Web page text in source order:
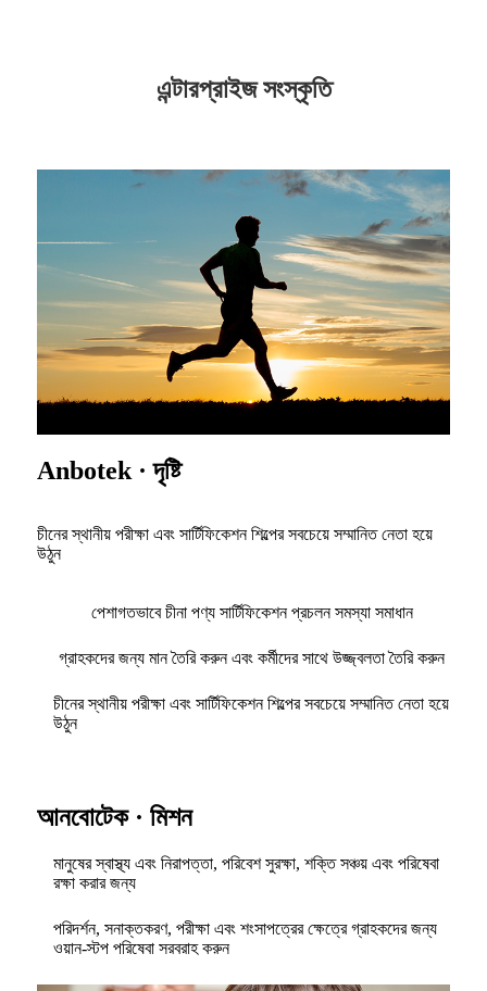
এন্টারপ্রাইজ সংস্কৃতি
Anbotek · দৃষ্টি
চীনের স্থানীয় পরীক্ষা এবং সার্টিফিকেশন শিল্পের সবচেয়ে সম্মানিত নেতা হয়ে
উঠুন
পেশাগতভাবে চীনা পণ্য সার্টিফিকেশন প্রচলন সমস্যা সমাধান
গ্রাহকদের জন্য মান তৈরি করুন এবং কর্মীদের সাথে উজ্জ্বলতা তৈরি করুন
চীনের স্থানীয় পরীক্ষা এবং সার্টিফিকেশন শিল্পের সবচেয়ে সম্মানিত নেতা হয়ে
উঠুন
আনবোটেক · মিশন
মানুষের স্বাস্থ্য এবং নিরাপত্তা, পরিবেশ সুরক্ষা, শক্তি সঞ্চয় এবং পরিষেবা
রক্ষা করার জন্য
পরিদর্শন, সনাক্তকরণ, পরীক্ষা এবং শংসাপত্রের ক্ষেত্রে গ্রাহকদের জন্য
ওয়ান-স্টপ পরিষেবা সরবরাহ করুন